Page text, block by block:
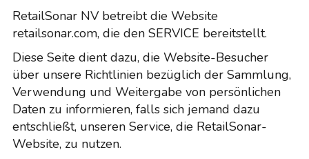
RetailSonar NV betreibt die Website
retailsonar.com, die den SERVICE bereitstellt.
Diese Seite dient dazu, die Website-Besucher
über unsere Richtlinien bezüglich der Sammlung,
Verwendung und Weitergabe von persönlichen
Daten zu informieren, falls sich jemand dazu
entschließt, unseren Service, die RetailSonar-
Website, zu nutzen.